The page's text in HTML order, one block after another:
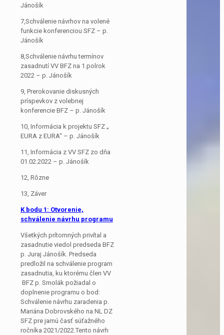
Jánošík
7,Schválenie návrhov na volené
funkcie konferenciou SFZ – p.
Jánošík
8,Schválenie návrhu termínov
zasadnutí VV BFZ na 1.polrok
2022 – p. Jánošík
9, Prerokovanie diskusných
príspevkov z volebnej
konferencie BFZ – p. Jánošík
10, Informácia k projektu SFZ „
EURA z EURA“ – p. Jánošík
11, Informácia z VV SFZ zo dňa
01.02.2022 – p. Jánošík
12, Rôzne
13, Záver
K bodu 1: Otvorenie,
schválenie návrhu programu
Všetkých prítomných privítal a
zasadnutie viedol predseda BFZ
p. Juraj Jánošík. Predseda
predložil na schválenie program
zasadnutia, ku ktorému člen VV
BFZ p. Smolák požiadal o
doplnenie programu o bod:
Schválenie návrhu zaradenia p.
Mariána Dobrovského na NL DZ
SFZ pre jarnú časť súťažného
ročníka 2021/2022.Tento návrh